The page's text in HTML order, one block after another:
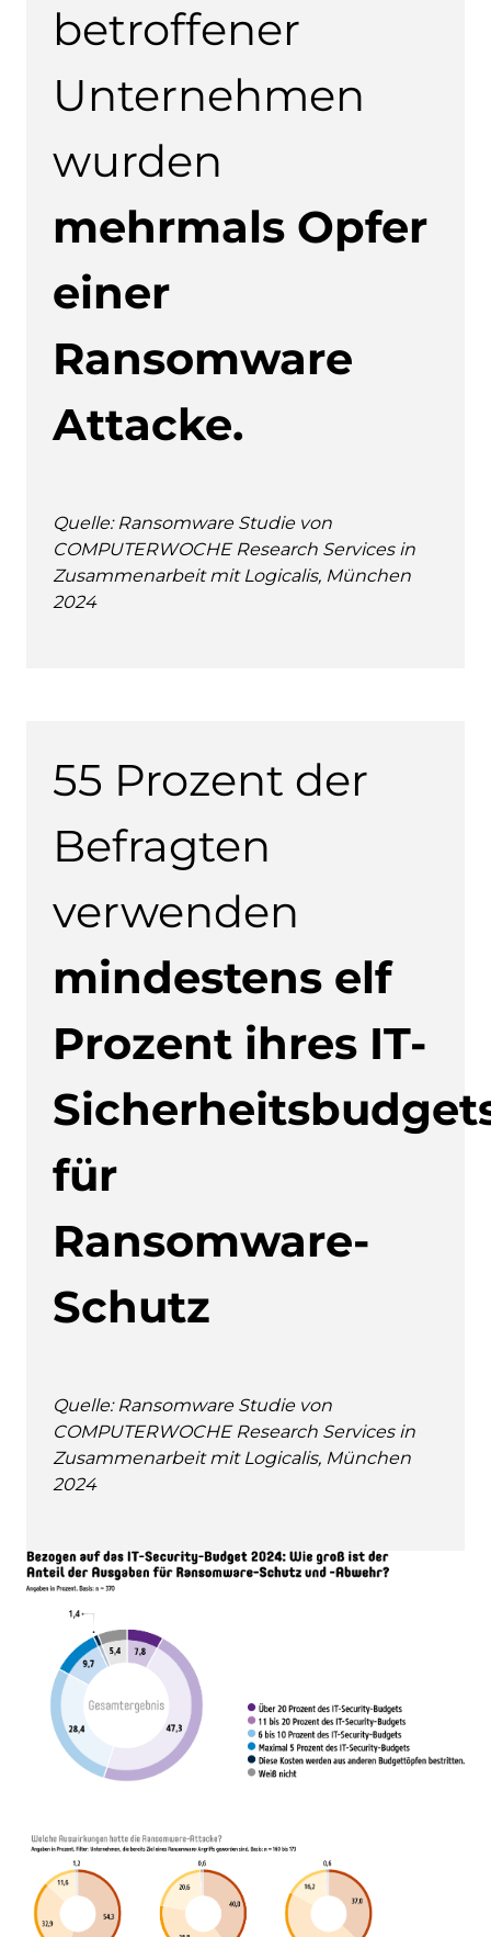
betroffener
Unternehmen
wurden
mehrmals Opfer
einer
Ransomware
Attacke.
Quelle: Ransomware Studie von
COMPUTERWOCHE Research Services in
Zusammenarbeit mit Logicalis, München
2024
55 Prozent der
Befragten
verwenden
mindestens elf
Prozent ihres IT-
für
Ransomware-
Schutz
Quelle: Ransomware Studie von
COMPUTERWOCHE Research Services in
Zusammenarbeit mit Logicalis, München
2024